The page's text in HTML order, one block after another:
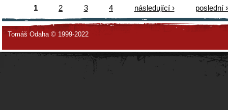
1 2 3 4 následující › poslední
Tomáš Odaha © 1999-2022